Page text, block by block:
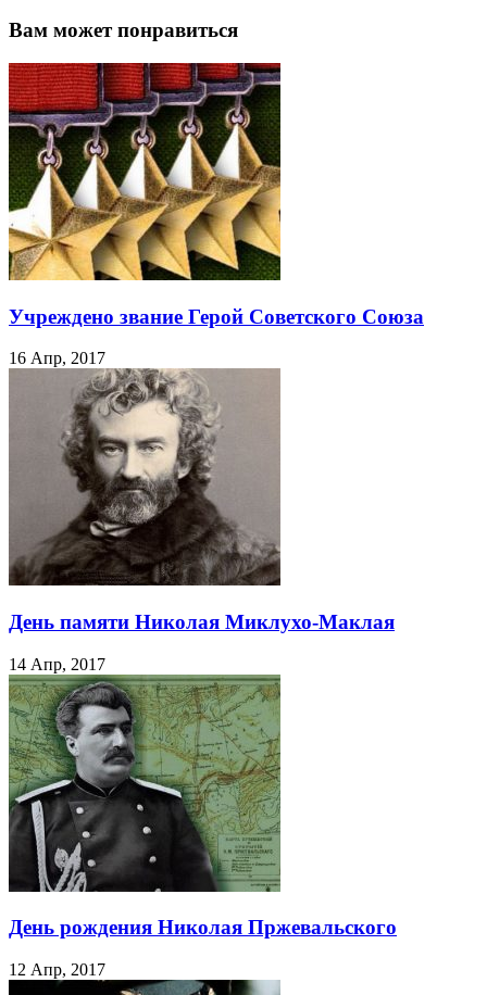
Вам может понравиться
Учреждено звание Герой Советского Союза
16 Апр, 2017
День памяти Николая Миклухо-Маклая
14 Апр, 2017
День рождения Николая Пржевальского
12 Апр, 2017